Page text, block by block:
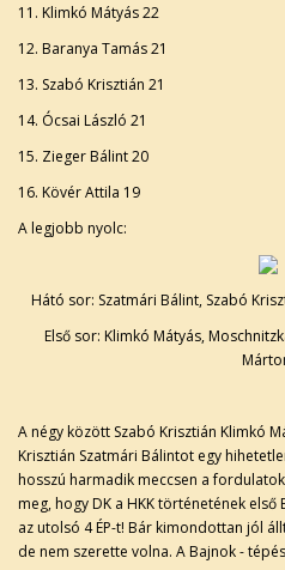
11. Klimkó Mátyás 22
12. Baranya Tamás 21
13. Szabó Krisztián 21
14. Ócsai László 21
15. Zieger Bálint 20
16. Kövér Attila 19
A legjobb nyolc:
Hátó sor: Szatmári Bálint, Szabó
Első sor: Klimkó Mátyás,
A négy között Szabó Krisztián Klimkó
Krisztián Szatmári Bálintot egy
hosszú harmadik meccsen a
meg, hogy DK a HKK történetének
az utolsó 4 ÉP-t! Bár kimondottan jól
de nem szerette volna. A Bajnok -